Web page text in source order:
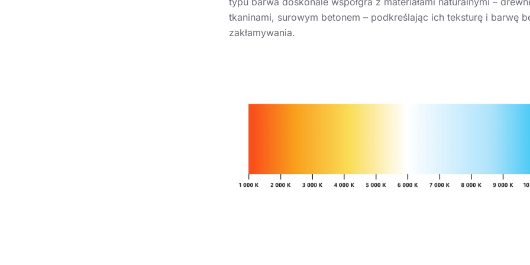
tkaninami, surowym betonem – podkreślając ich teksturę i barwę
zakłamywania.